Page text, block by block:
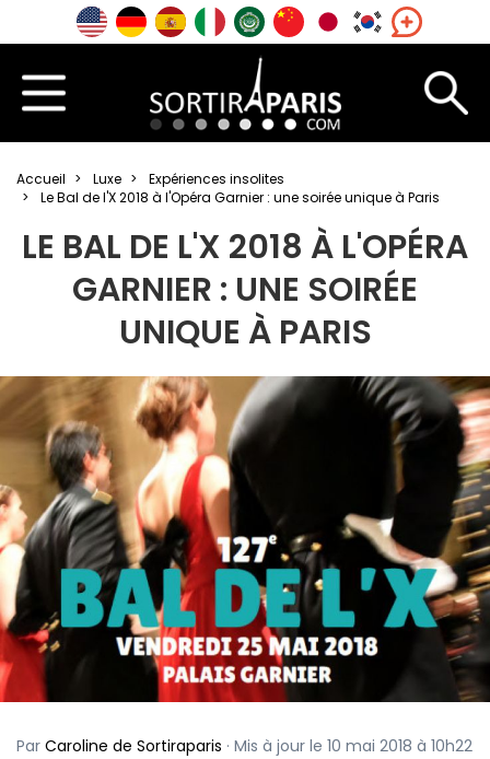
Accueil Luxe
Expériences insolites
Le Bal de l'X 2018 à l'Opéra Garnier : une soirée unique à Paris
LE BAL DE L'X 2018 À L'OPÉRA
GARNIER : UNE SOIRÉE
UNIQUE À PARIS
Par Caroline de Sortiraparis · Mis à jour le 10 mai 2018 à 10h22